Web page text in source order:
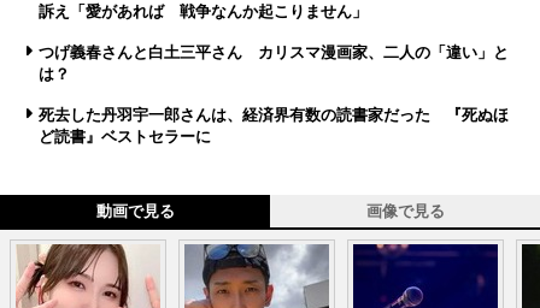
訴え「愛があれば 戦争なんか起こりません」
つげ義春さんと白土三平さん カリスマ漫画家、二人の「違い」と
は？
死去した丹羽宇一郎さんは、経済界有数の読書家だった 『死ぬほ
ど読書』ベストセラーに
動画で見る 画像で見る